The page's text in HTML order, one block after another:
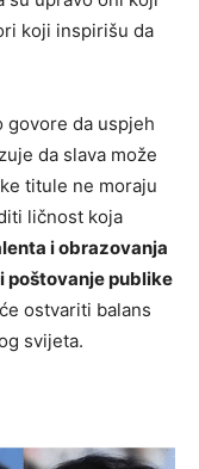
koji inspirišu da
govore da uspjeh
da slava može
titule ne moraju
ličnost koja
i obrazovanja
poštovanje publike
ostvariti balans
svijeta.